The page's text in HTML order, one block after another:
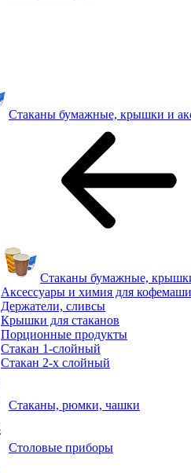
Стаканы бумажные, крышки и
Стаканы бумажные,
Аксессуары и химия для
Держатели, сливсы
Крышки для стаканов
Порционные продукты
Стакан 1-слойный
Стакан 2-х слойный
Стаканы, рюмки, чашки
Столовые приборы